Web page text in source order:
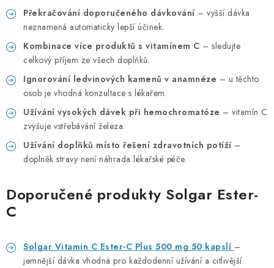
Překračování doporučeného dávkování – vyšší dávka
neznamená automaticky lepší účinek.
Kombinace více produktů s vitamínem C – sledujte
celkový příjem ze všech doplňků.
Ignorování ledvinových kamenů v anamnéze – u těchto
osob je vhodná konzultace s lékařem.
Užívání vysokých dávek při hemochromatóze – vitamín C
zvyšuje vstřebávání železa.
Užívání doplňků místo řešení zdravotních potíží –
doplněk stravy není náhrada lékařské péče.
Doporučené produkty Solgar Ester-
C
Solgar Vitamin C Ester-C Plus 500 mg 50 kapslí –
jemnější dávka vhodná pro každodenní užívání a citlivější